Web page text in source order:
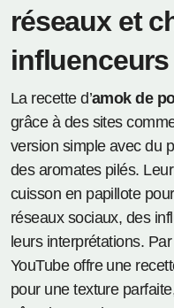
réseaux et
influenceurs
La recette d’amok de
grâce à des sites
version simple avec du
des aromates pilés.
cuisson en papillote
réseaux sociaux, des
leurs interprétations.
YouTube offre une
pour une texture